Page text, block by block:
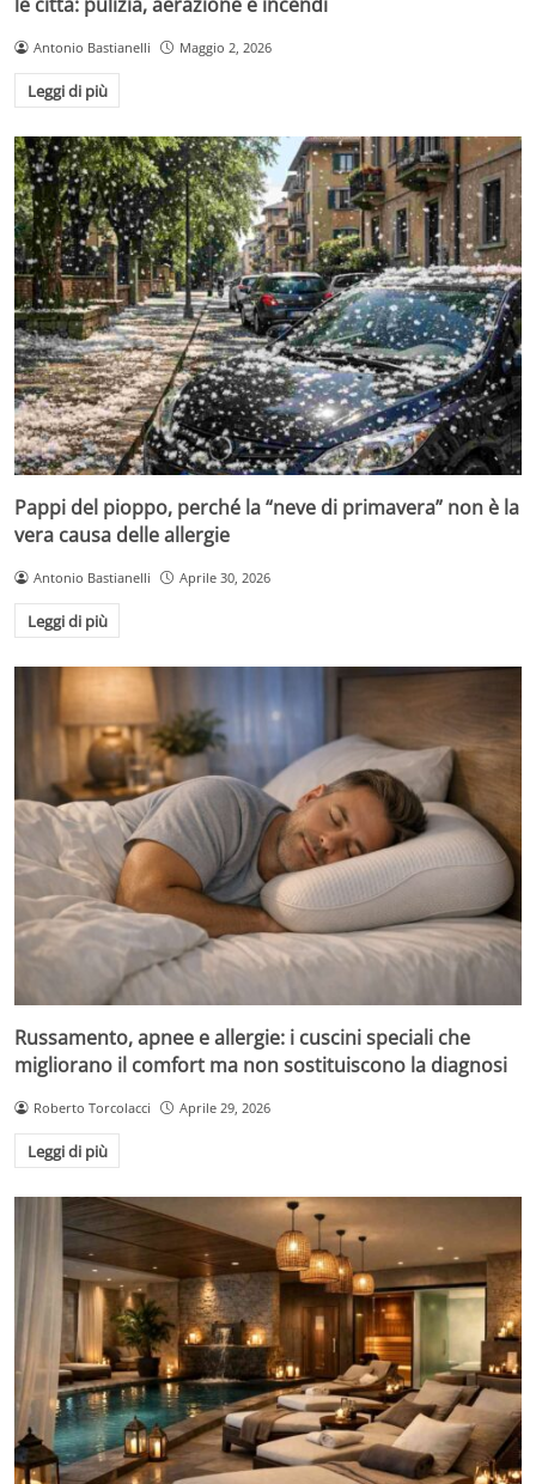
Antonio Bastianelli Maggio 2, 2026
Leggi di più
Pappi del pioppo, perché la “neve di primavera” non è la
vera causa delle allergie
Antonio Bastianelli Aprile 30, 2026
Leggi di più
Russamento, apnee e allergie: i cuscini speciali che
migliorano il comfort ma non sostituiscono la diagnosi
Roberto Torcolacci Aprile 29, 2026
Leggi di più